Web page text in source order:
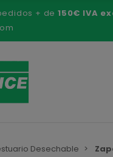
+ de150€ IVA
Desechable